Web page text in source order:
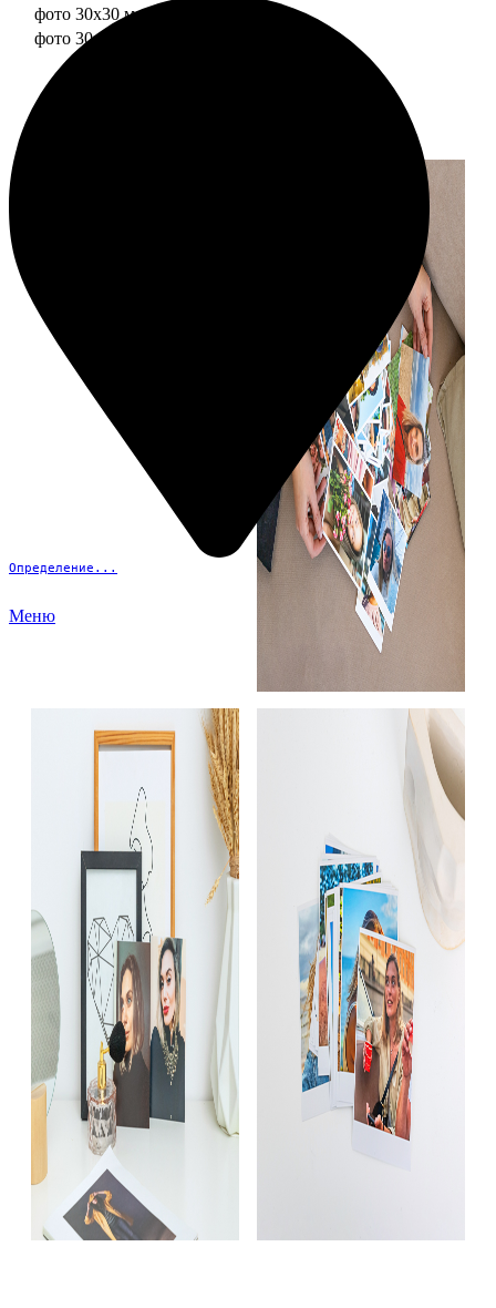
Определение...
Меню
фото 30х30 мат/глянец
фото 30х40 мат/глянец